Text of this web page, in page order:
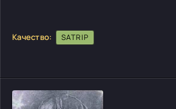
Качество: SATRIP